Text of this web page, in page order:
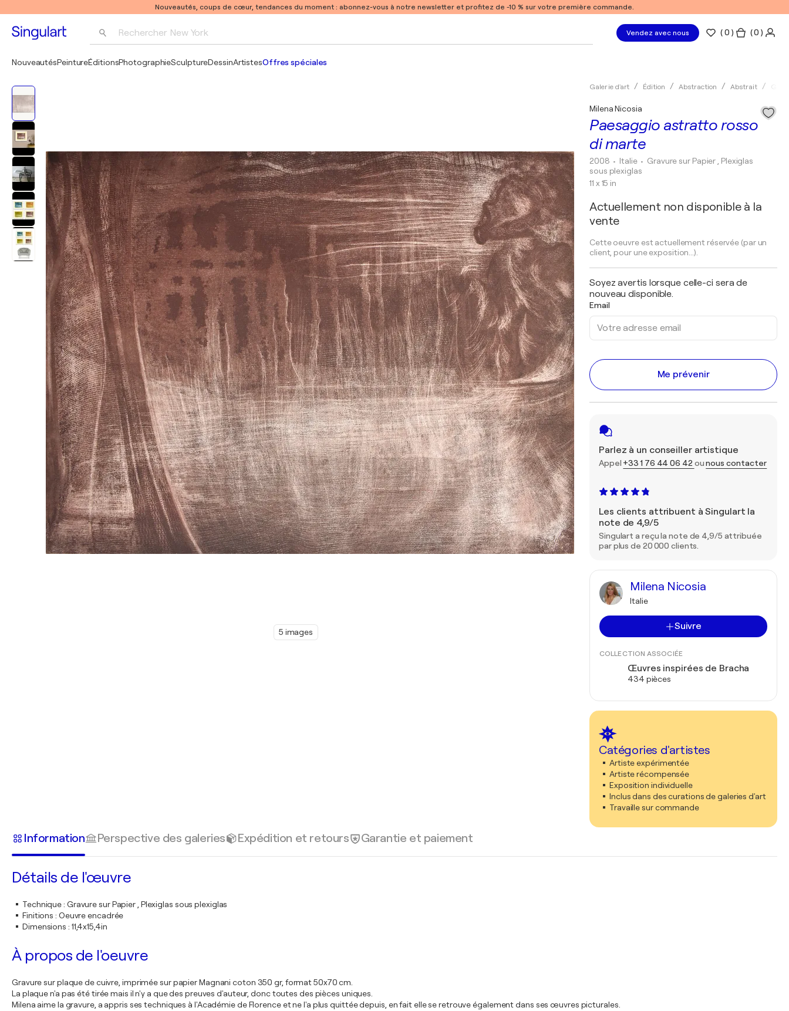
Nouveautés, coups de cœur, tendances du moment : abonnez-vous à notre newsletter et profitez de -10 % sur votre première commande.
Rechercher New York Vendez avec nous (0 ) ( 0 )
NouveautésPeintureÉditionsPhotographieSculptureDessinArtistesOffres spéciales
5 images
Galerie d'art Édition Abstraction Abstrait
Paesaggio astratto rosso
di marte
Milena Nicosia
2008 • Italie • Gravure sur Papier , Plexiglas
sous plexiglas
11 x 15 in
Actuellement non disponible à la
vente
Cette oeuvre est actuellement réservée (par un
client, pour une exposition...).
Soyez avertis lorsque celle-ci sera de
nouveau disponible.
Email
Me prévenir
Parlez à un conseiller artistique
Appel +33 1 76 44 06 42 ounous contacter
Les clients attribuent à Singulart la
note de 4,9/5
Singulart a reçu la note de 4,9/5 attribuée
par plus de 20 000 clients.
Milena Nicosia
Italie
Suivre
COLLECTION ASSOCIÉE
Œuvres inspirées de Bracha
434 pièces
Catégories d'artistes
Artiste expérimentée
Artiste récompensée
Exposition individuelle
Inclus dans des curations de galeries d'art
Travaille sur commande
Information Perspective des galeries Expédition et retours Garantie et paiement
Détails de l'œuvre
Technique: Gravure sur Papier , Plexiglas sous plexiglas
Finitions : Oeuvre encadrée
Dimensions : 11,4x15,4in
À propos de l'oeuvre
Gravure sur plaque de cuivre, imprimée sur papier Magnani coton 350 gr, format 50x70 cm.
La plaque n'a pas été tirée mais il n'y a que des preuves d'auteur, donc toutes des pièces uniques.
Milena aime la gravure, a appris ses techniques à l'Académie de Florence et ne l'a plus quittée depuis, en fait elle se retrouve également dans ses œuvres picturales.